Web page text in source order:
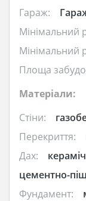
Гараж:
Мінімальний
Мінімальний
Площа
Матеріали:
Стіни:
Перекриття:
Дах:
цементно-
Фундамент: